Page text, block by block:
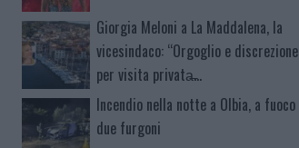
Giorgia Meloni a La Maddalena, la
vicesindaco: “Orgoglio e discrezione
per visita privata̶…
Incendio nella notte a Olbia, a fuoco
due furgoni